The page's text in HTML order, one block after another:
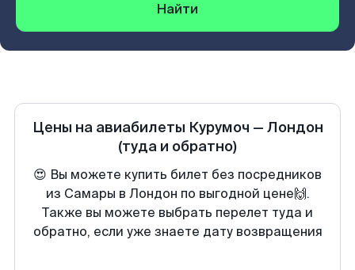
Найти
Цены на авиабилеты Курумоч — Лондон
(туда и обратно)
😍 Вы можете купить билет без посредников
из Самары в Лондон по выгодной цене🙌.
Также вы можете выбрать перелет туда и
обратно, если уже знаете дату возвращения